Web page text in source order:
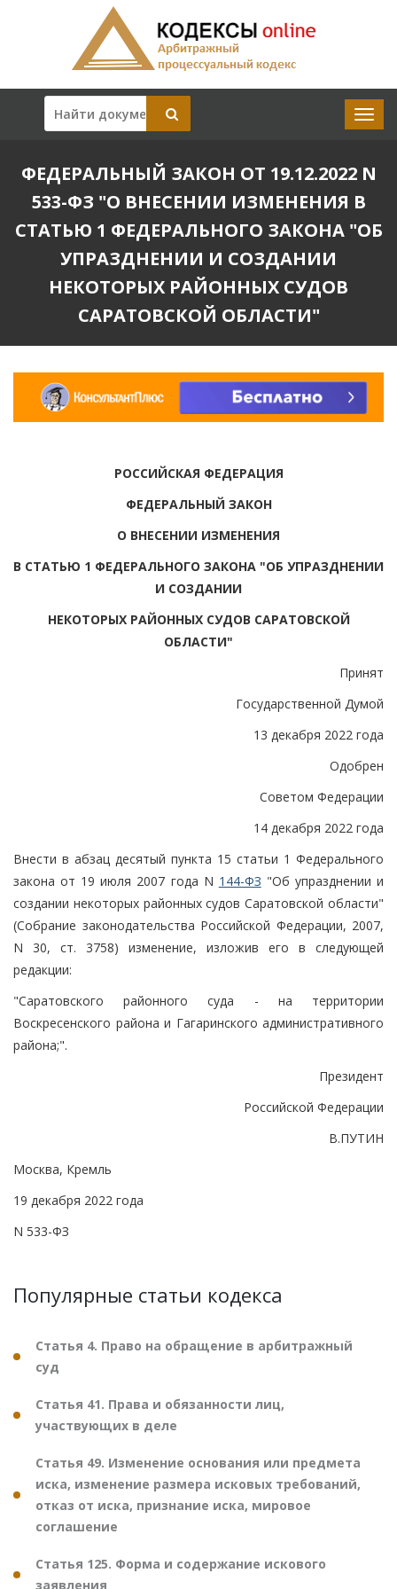
ФЕДЕРАЛЬНЫЙ ЗАКОН ОТ 19.12.2022 N
533-ФЗ "О ВНЕСЕНИИ ИЗМЕНЕНИЯ В
СТАТЬЮ 1 ФЕДЕРАЛЬНОГО ЗАКОНА "ОБ
УПРАЗДНЕНИИ И СОЗДАНИИ
НЕКОТОРЫХ РАЙОННЫХ СУДОВ
САРАТОВСКОЙ ОБЛАСТИ"
РОССИЙСКАЯ ФЕДЕРАЦИЯ
ФЕДЕРАЛЬНЫЙ ЗАКОН
О ВНЕСЕНИИ ИЗМЕНЕНИЯ
В СТАТЬЮ 1 ФЕДЕРАЛЬНОГО ЗАКОНА "ОБ УПРАЗДНЕНИИ
И СОЗДАНИИ
НЕКОТОРЫХ РАЙОННЫХ СУДОВ САРАТОВСКОЙ
ОБЛАСТИ"
Принят
Государственной Думой
13 декабря 2022 года
Одобрен
Советом Федерации
14 декабря 2022 года
Внести в абзац десятый пункта 15 статьи 1 Федерального
закона от 19 июля 2007 года N 144-ФЗ "Об упразднении и
создании некоторых районных судов Саратовской области"
(Собрание законодательства Российской Федерации, 2007,
N 30, ст. 3758) изменение, изложив его в следующей
редакции:
"Саратовского районного суда - на территории
Воскресенского района и Гагаринского административного
района;".
Президент
Российской Федерации
В.ПУТИН
Москва, Кремль
19 декабря 2022 года
N 533-ФЗ
Популярные статьи кодекса
Статья 4. Право на обращение в арбитражный
суд
Статья 41. Права и обязанности лиц,
участвующих в деле
Статья 49. Изменение основания или предмета
иска, изменение размера исковых требований,
отказ от иска, признание иска, мировое
соглашение
Статья 125. Форма и содержание искового
заявления